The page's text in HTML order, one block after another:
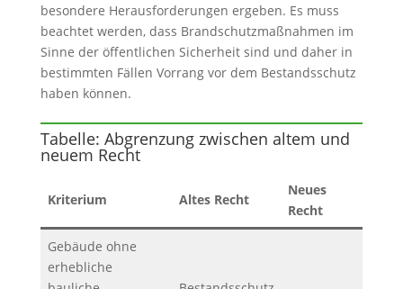
besondere Herausforderungen ergeben. Es muss
beachtet werden, dass Brandschutzmaßnahmen im
Sinne der öffentlichen Sicherheit sind und daher in
bestimmten Fällen Vorrang vor dem Bestandsschutz
haben können.
Tabelle: Abgrenzung zwischen altem und
neuem Recht
Kriterium Altes Recht
Neues
Recht
Gebäude ohne
erhebliche